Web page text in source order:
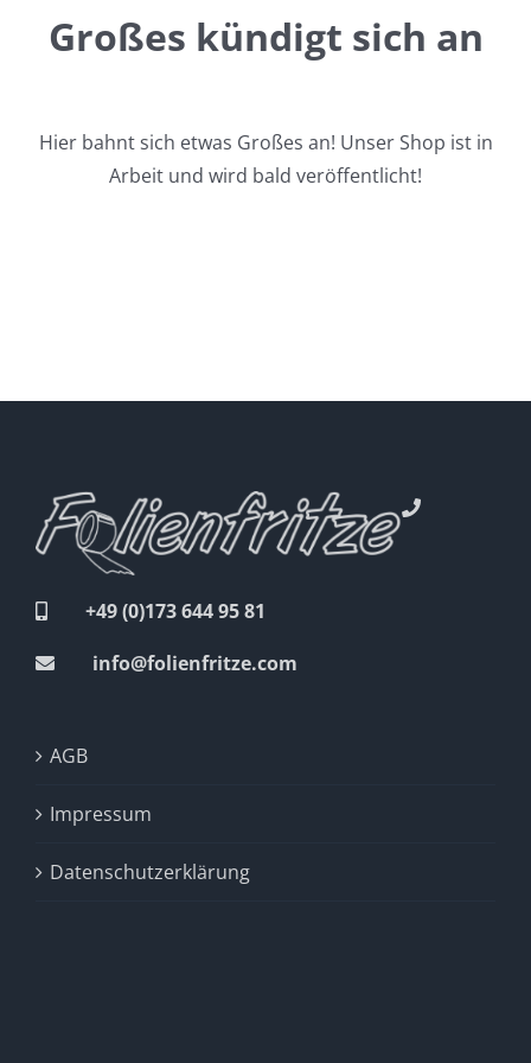
Großes kündigt sich an
Hier bahnt sich etwas Großes an! Unser Shop ist in
Arbeit und wird bald veröffentlicht!
+49 (0)173 644 95 81
info@folienfritze.com
AGB
Impressum
Datenschutzerklärung